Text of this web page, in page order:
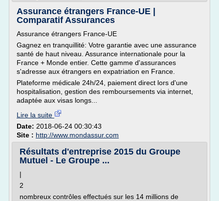
Assurance étrangers France-UE |
Comparatif Assurances
Assurance étrangers France-UE
Gagnez en tranquillité: Votre garantie avec une assurance
santé de haut niveau. Assurance internationale pour la
France + Monde entier. Cette gamme d'assurances
s'adresse aux étrangers en expatriation en France.
Plateforme médicale 24h/24, paiement direct lors d'une
hospitalisation, gestion des remboursements via internet,
adaptée aux visas longs...
Lire la suite
Date: 2018-06-24 00:30:43
Site : http://www.mondassur.com
Résultats d'entreprise 2015 du Groupe
Mutuel - Le Groupe ...
|
2
nombreux contrôles effectués sur les 14 millions de